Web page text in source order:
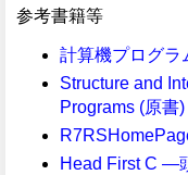
参考書籍等
計算機プログラ
Structure and
Programs (原書)
Head First C ―